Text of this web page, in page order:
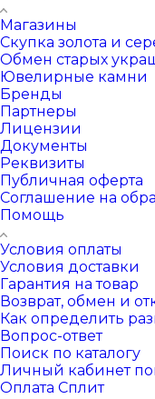
Магазины
Скупка золота и
Обмен старых
Ювелирные камни
Бренды
Партнеры
Лицензии
Документы
Реквизиты
Публичная оферта
Соглашение на
Помощь
Условия оплаты
Условия доставки
Гарантия на товар
Возврат, обмен и
Как определить
Вопрос-ответ
Поиск по каталогу
Личный кабинет
Оплата Сплит